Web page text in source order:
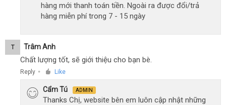
hàng mới thanh toán tiền. Ngoài ra được đổi/trả
hàng miễn phí trong 7 - 15 ngày
T Trâm Anh
Chất lượng tốt, sẽ giới thiệu cho bạn bè.
Reply ● Like
Cẩm Tú ADMIN
Thanks Chị, website bên em luôn cập nhật những